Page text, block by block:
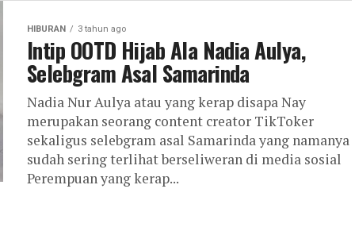
HIBURAN 3 tahun ago
Intip OOTD Hijab Ala Nadia Aulya,
Selebgram Asal Samarinda
Nadia Nur Aulya atau yang kerap disapa Nay
merupakan seorang content creator TikToker
sekaligus selebgram asal Samarinda yang namanya
sudah sering terlihat berseliweran di media sosial
Perempuan yang kerap...